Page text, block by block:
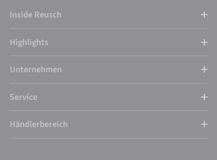
Inside Reusch
Highlights
Unternehmen
Service
Händlerbereich